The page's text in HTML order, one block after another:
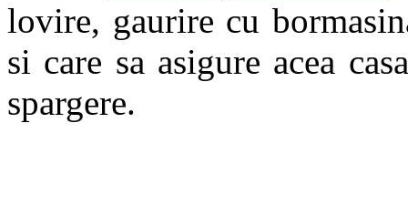
lovire, gaurire cu
si care sa asigure acea
spargere.